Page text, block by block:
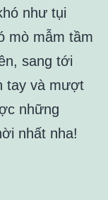
như tụi
mò mẫm tầm
sang tới
tay và mượt
những
nhất nha!